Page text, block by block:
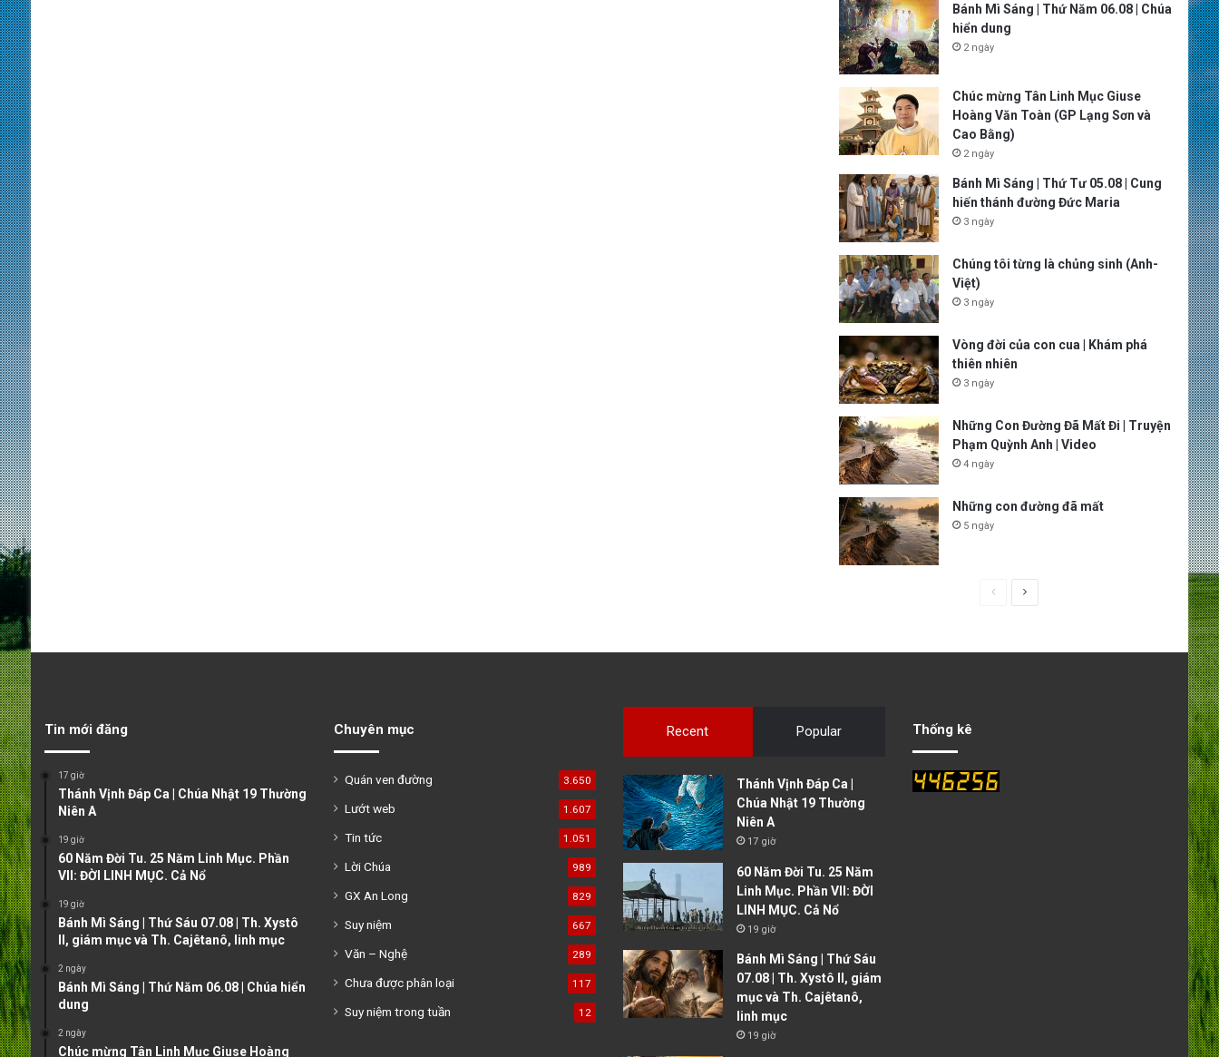
Bánh Mì Sáng | Thứ Năm 06.08 | Chúa
hiển dung
2 ngày
Chúc mừng Tân Linh Mục Giuse
Hoàng Văn Toàn (GP Lạng Sơn và
Cao Bằng)
2 ngày
Bánh Mì Sáng | Thứ Tư 05.08 | Cung
hiến thánh đường Đức Maria
3 ngày
Chúng tôi từng là chủng sinh (Anh-
Việt)
3 ngày
Vòng đời của con cua | Khám phá
thiên nhiên
3 ngày
Những Con Đường Đã Mất Đi | Truyện
Phạm Quỳnh Anh | Video
4 ngày
Những con đường đã mất
5 ngày
s
p
Tin mới đăng
17 giờ
Thánh Vịnh Đáp Ca | Chúa Nhật 19 Thường
Niên A
19 giờ
60 Năm Đời Tu. 25 Năm Linh Mục. Phần
VII: ĐỜI LINH MỤC. Cả Nổ
19 giờ
Bánh Mì Sáng | Thứ Sáu 07.08 | Th. Xystô
II, giám mục và Th. Cajêtanô, linh mục
2 ngày
Bánh Mì Sáng | Thứ Năm 06.08 | Chúa hiển
dung
2 ngày
Chúc mừng Tân Linh Mục Giuse Hoàng
Chuyên mục
Quán ven đường 3.650
Lướt web 1.607
Tin tức 1.051
Lời Chúa 989
GX An Long 829
Suy niệm 667
Văn – Nghệ 289
Chưa được phân loại 117
Suy niệm trong tuần 12
Recent Popular
Thánh Vịnh Đáp Ca |
Chúa Nhật 19 Thường
Niên A
17 giờ
60 Năm Đời Tu. 25 Năm
Linh Mục. Phần VII: ĐỜI
LINH MỤC. Cả Nổ
19 giờ
Bánh Mì Sáng | Thứ Sáu
07.08 | Th. Xystô II, giám
mục và Th. Cajêtanô,
linh mục
19 giờ
Thống kê